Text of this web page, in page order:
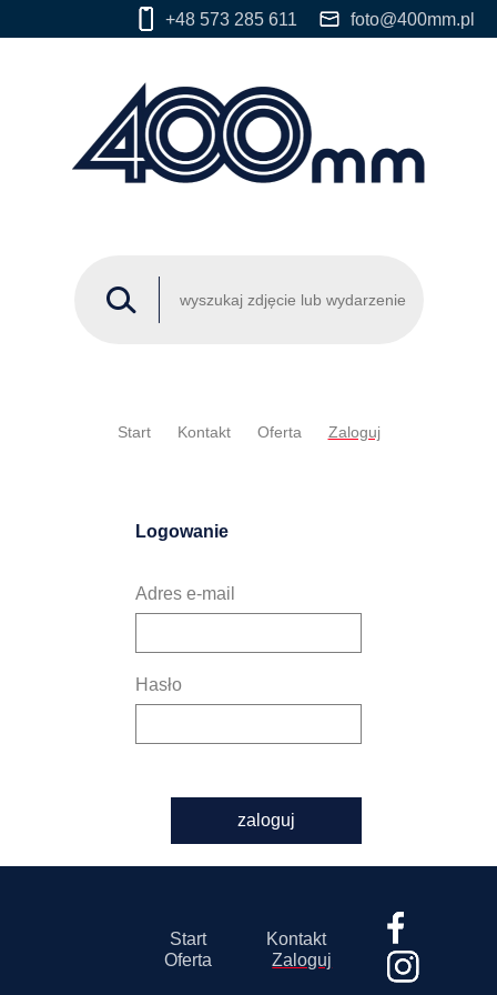
+48 573 285 611 foto@400mm.pl
Start Kontakt Oferta Zaloguj
Logowanie
Adres e-mail
Hasło
zaloguj
Start
Kontakt
Oferta
Zaloguj